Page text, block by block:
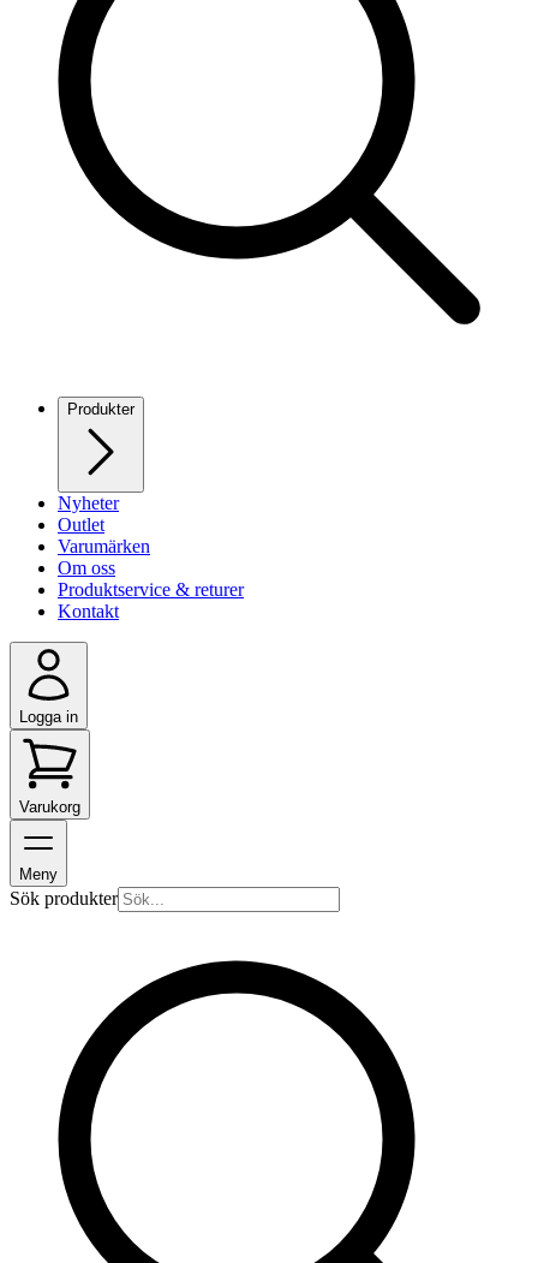
Produkter
Nyheter
Outlet
Varumärken
Om oss
Produktservice & returer
Kontakt
Logga in
Varukorg
Meny
Sök produkter